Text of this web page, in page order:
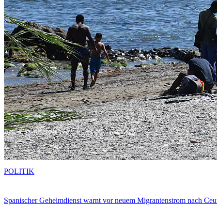
Spanischer Geheimdienst warnt vor neuem Migrantenstrom nach
POLITIK